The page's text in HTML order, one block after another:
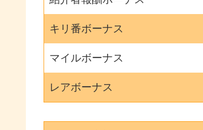
キリ番ボーナス
マイルボーナス
レアボーナス